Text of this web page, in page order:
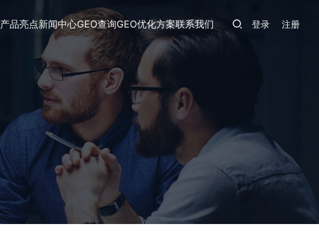
产品亮点新闻中心GEO查询GEO优化方案联系我们 登录 注册